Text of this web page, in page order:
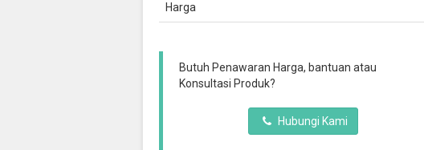
Harga
Butuh Penawaran Harga, bantuan atau
Konsultasi Produk?
Hubungi Kami